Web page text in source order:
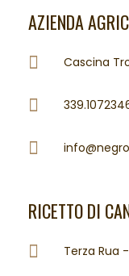
AZIENDA
Cascina
RICETTO DI
Terza Rua